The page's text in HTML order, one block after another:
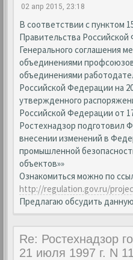
02 апр 2015, 23:18
В соответствии с пунктом
Правительства
Генерального соглашения
объединениями
объединениями
Российской Федерации на
утвержденного
Российской Федерации от
Ростехнадзор подготовил
внесении изменений в
промышленной
объектов»»
Ознакомиться можно по
http://regulation.gov.ru/
Предлагаю обсудить
Re: Ростехнадзор
21 июля 1997 г. N